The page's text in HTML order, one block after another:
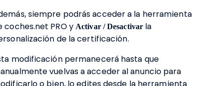
siempre podrás acceder a la herramienta
coches.net PRO y Activar / Desactivar la
de la certificación.
modificación permanecerá hasta que
vuelvas a acceder al anuncio para
o bien, lo edites desde la herramienta